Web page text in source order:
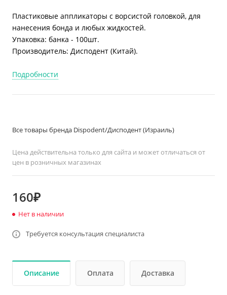
Пластиковые аппликаторы с ворсистой головкой, для
нанесения бонда и любых жидкостей.
Упаковка: банка - 100шт.
Производитель: Дисподент (Китай).
Подробности
Все товары бренда Dispodent/Дисподент (Израиль)
Цена действительна только для сайта и может отличаться от
цен в розничных магазинах
160₽
Нет в наличии
Требуется консультация специалиста
Описание Оплата Доставка